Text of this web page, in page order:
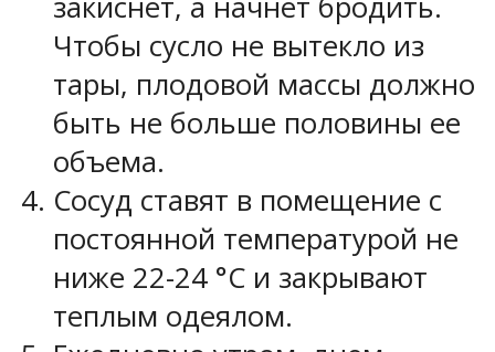
Чтобы сусло не вытекло из
тары, плодовой массы должно
быть не больше половины ее
объема.
Сосуд ставят в помещение с
постоянной температурой не
ниже 22-24 °C и закрывают
теплым одеялом.